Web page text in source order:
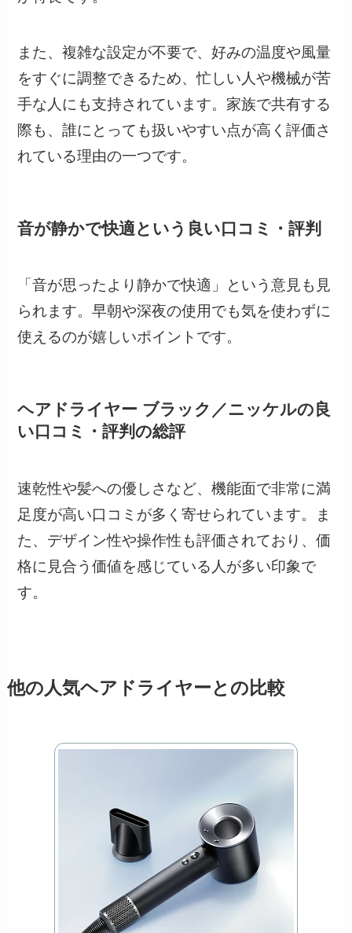
また、複雑な設定が不要で、好みの温度や風量
をすぐに調整できるため、忙しい人や機械が苦
手な人にも支持されています。家族で共有する
際も、誰にとっても扱いやすい点が高く評価さ
れている理由の一つです。
音が静かで快適という良い口コミ・評判
「音が思ったより静かで快適」という意見も見
られます。早朝や深夜の使用でも気を使わずに
使えるのが嬉しいポイントです。
ヘアドライヤー ブラック／ニッケルの良
い口コミ・評判の総評
速乾性や髪への優しさなど、機能面で非常に満
足度が高い口コミが多く寄せられています。ま
た、デザイン性や操作性も評価されており、価
格に見合う価値を感じている人が多い印象で
す。
他の人気ヘアドライヤーとの比較